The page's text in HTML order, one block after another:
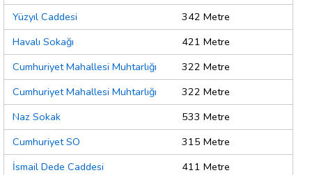
Yüzyıl Caddesi
342 Metre
Havalı Sokağı
421 Metre
Cumhuriyet Mahallesi Muhtarlığı
322 Metre
Cumhuriyet Mahallesi Muhtarlığı
322 Metre
Naz Sokak
533 Metre
Cumhuriyet SO
315 Metre
İsmail Dede Caddesi
411 Metre